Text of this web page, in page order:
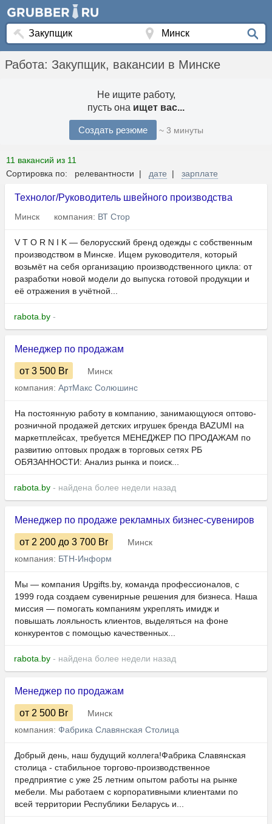
Работа: Закупщик, вакансии в Минске
Не ищите работу,
пусть она ищет вас...
Создать резюме ~ 3 минуты
11 вакансий из 11
Сортировка по: релевантности | дате | зарплате
Технолог/Руководитель швейного производства
Минск компания: ВТ Стор
V T O R N I K — белорусский бренд одежды с собственным
производством в Минске. Ищем руководителя, который
возьмёт на себя организацию производственного цикла: от
разработки новой модели до выпуска готовой продукции и
её отражения в учётной...
rabota.by -
Менеджер по продажам
от 3 500 Br
Минск
компания: АртМакс Солюшинс
На постоянную работу в компанию, занимающуюся оптово-
розничной продажей детских игрушек бренда BAZUMI на
маркетплейсах, требуется МЕНЕДЖЕР ПО ПРОДАЖАМ по
развитию оптовых продаж в торговых сетях РБ
ОБЯЗАННОСТИ: Анализ рынка и поиск...
rabota.by - найдена более недели назад
Менеджер по продаже рекламных бизнес-сувениров
от 2 200 до 3 700 Br
Минск
компания: БТН-Информ
Мы — компания Upgifts.by, команда профессионалов, с
1999 года создаем сувенирные решения для бизнеса. Наша
миссия — помогать компаниям укреплять имидж и
повышать лояльность клиентов, выделяться на фоне
конкурентов с помощью качественных...
rabota.by - найдена более недели назад
Менеджер по продажам
от 2 500 Br
Минск
компания: Фабрика Славянская Столица
Добрый день, наш будущий коллега!Фабрика Славянская
столица - стабильное торгово-производственное
предприятие с уже 25 летним опытом работы на рынке
мебели. Мы работаем с корпоративными клиентами по
всей территории Республики Беларусь и...